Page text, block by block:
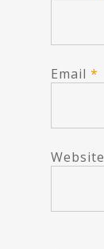
Email *
Website